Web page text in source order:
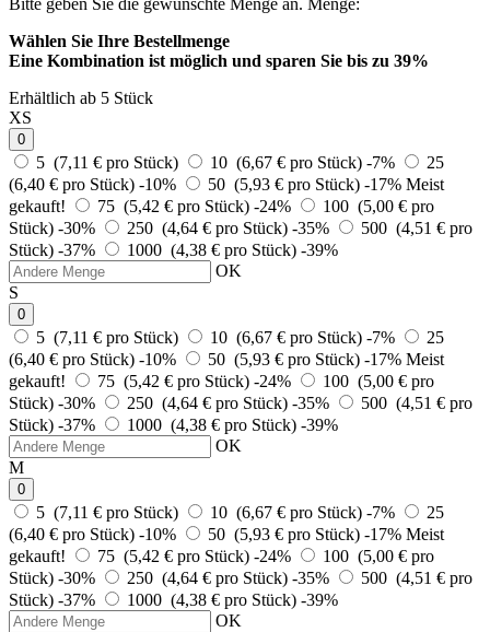
Bitte geben Sie die gewünschte Menge an. Menge:
Wählen Sie Ihre Bestellmenge
Eine Kombination ist möglich und sparen Sie bis zu 39%
Erhältlich ab 5 Stück
XS
0
5 (7,11 € pro Stück) 10 (6,67 € pro Stück) -7%
25
(6,40 € pro Stück) -10% 50 (5,93 € pro Stück) -17% Meist
gekauft!
75 (5,42 € pro Stück) -24%
100 (5,00 € pro
Stück) -30% 250 (4,64 € pro Stück) -35%
500 (4,51 € pro
Stück) -37% 1000 (4,38 € pro Stück) -39%
OK
S
0
5 (7,11 € pro Stück) 10 (6,67 € pro Stück) -7%
25
(6,40 € pro Stück) -10% 50 (5,93 € pro Stück) -17% Meist
gekauft!
75 (5,42 € pro Stück) -24%
100 (5,00 € pro
Stück) -30% 250 (4,64 € pro Stück) -35%
500 (4,51 € pro
Stück) -37% 1000 (4,38 € pro Stück) -39%
OK
M
0
5 (7,11 € pro Stück) 10 (6,67 € pro Stück) -7%
25
(6,40 € pro Stück) -10% 50 (5,93 € pro Stück) -17% Meist
gekauft!
75 (5,42 € pro Stück) -24%
100 (5,00 € pro
Stück) -30% 250 (4,64 € pro Stück) -35%
500 (4,51 € pro
Stück) -37% 1000 (4,38 € pro Stück) -39%
OK